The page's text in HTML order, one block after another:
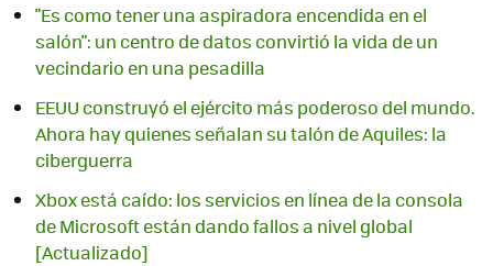
"Es como tener una aspiradora encendida en el
salón": un centro de datos convirtió la vida de un
vecindario en una pesadilla
EEUU construyó el ejército más poderoso del mundo.
Ahora hay quienes señalan su talón de Aquiles: la
ciberguerra
Xbox está caído: los servicios en línea de la consola
de Microsoft están dando fallos a nivel global
[Actualizado]